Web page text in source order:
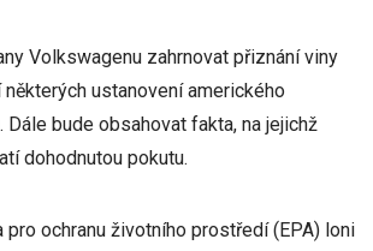
Volkswagenu zahrnovat přiznání viny
ustanovení amerického
bude obsahovat fakta, na jejichž
dohodnutou pokutu.
pro ochranu životního prostředí (EPA) loni